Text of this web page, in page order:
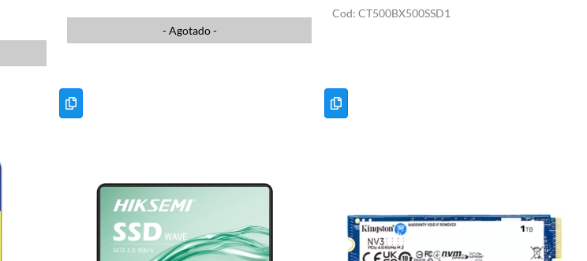
- Agotado -
CT500BX500SSD1